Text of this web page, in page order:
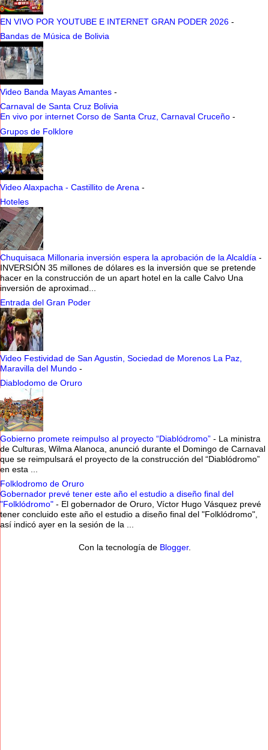
EN VIVO POR YOUTUBE E INTERNET GRAN PODER 2026 -
Bandas de Música de Bolivia
Video Banda Mayas Amantes -
Carnaval de Santa Cruz Bolivia
En vivo por internet Corso de Santa Cruz, Carnaval Cruceño -
Grupos de Folklore
Video Alaxpacha - Castillito de Arena -
Hoteles
Chuquisaca Millonaria inversión espera la aprobación de la Alcaldía -
INVERSIÓN 35 millones de dólares es la inversión que se pretende
hacer en la construcción de un apart hotel en la calle Calvo Una
inversión de aproximad...
Entrada del Gran Poder
Video Festividad de San Agustin, Sociedad de Morenos La Paz,
Maravilla del Mundo -
Diablodomo de Oruro
Gobierno promete reimpulso al proyecto “Diablódromo” - La ministra
de Culturas, Wilma Alanoca, anunció durante el Domingo de Carnaval
que se reimpulsará el proyecto de la construcción del “Diablódromo”
en esta ...
Folklodromo de Oruro
Gobernador prevé tener este año el estudio a diseño final del
"Folklódromo" - El gobernador de Oruro, Víctor Hugo Vásquez prevé
tener concluido este año el estudio a diseño final del "Folklódromo",
así indicó ayer en la sesión de la ...
Con la tecnología de Blogger.